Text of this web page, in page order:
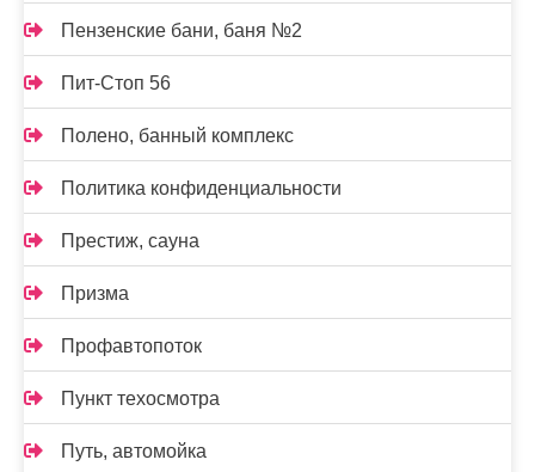
Пензенские бани, баня №2
Пит-Стоп 56
Полено, банный комплекс
Политика конфиденциальности
Престиж, сауна
Призма
Профавтопоток
Пункт техосмотра
Путь, автомойка